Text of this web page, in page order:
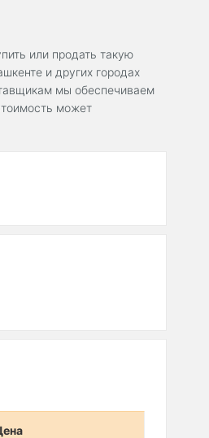
или продать такую
и других городах
мы обеспечиваем
может